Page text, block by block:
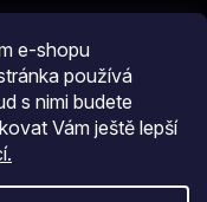
e-shopu
používá
s nimi budete
Vám ještě lepší
informace o
PŘIHLÁSIT